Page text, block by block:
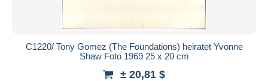
C1220/ Tony Gomez (The Foundations) heiratet Yvonne
Shaw Foto 1969 25 x 20 cm
± 20,81 $